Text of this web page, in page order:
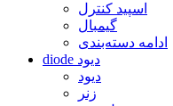
اسپید کنترل
گیمبال
ادامه دسته‌بندی
diode دیود
دیود
زنر